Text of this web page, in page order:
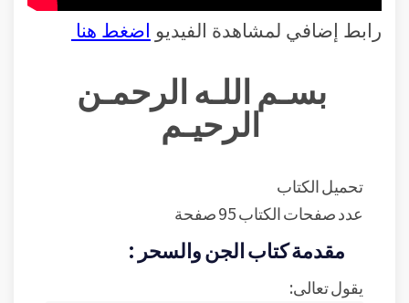
رابط إضافي لمشاهدة الفيديو اضغط هنا
بسـم اللـه الرحمـن
الرحيـم
تحميل الكتاب
عدد صفحات الكتاب 95 صفحة
مقدمة كتاب الجن والسحر :
يقول تعالى: